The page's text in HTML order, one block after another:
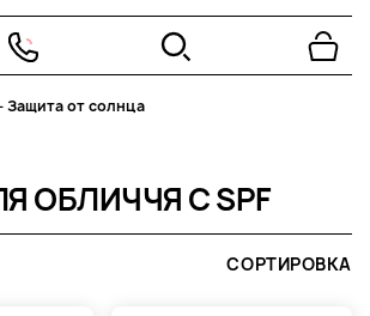
Защита от солнца
ОБЛИЧЧЯ C SPF
СОРТИРОВКА